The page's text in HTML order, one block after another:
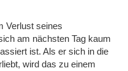
Verlust seines
am nächsten Tag kaum
ist. Als er sich in die
wird das zu einem